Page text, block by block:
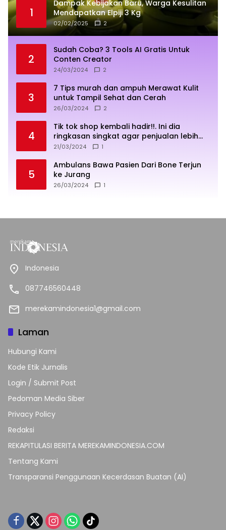
1
Dampak Kebijakan Baru, Warga Kesulitan
Mendapatkan Elpiji 3 Kg
02/02/2025 2
2
Sudah Coba? 3 Tools AI Gratis Untuk
Conten Creator
24/03/2024 2
3
7 Tips murah dan ampuh Merawat Kulit
untuk Tampil Sehat dan Cerah
26/03/2024 2
4
Tik tok shop kembali hadir!!. Ini dia
ringkasan singkat agar penjualan lebih
sukses
21/03/2024 1
5
Ambulans Bawa Pasien Dari Bone Terjun
ke Jurang
26/03/2024 1
Indonesia
087746560448
merekamindonesia1@gmail.com
Laman
Hubungi Kami
Kode Etik Jurnalis
Login / Submit Post
Pedoman Media Siber
Privacy Policy
Redaksi
REKAPITULASI BERITA MEREKAMINDONESIA.COM
Tentang Kami
Transparansi Penggunaan Kecerdasan Buatan (AI)